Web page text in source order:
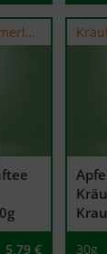
Kräutergarten Pommerland
5,79 € 30g